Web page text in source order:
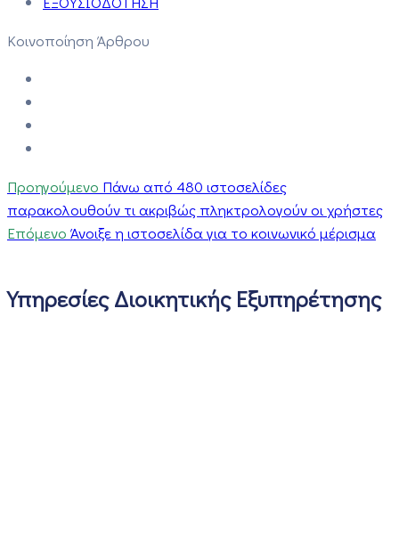
Κοινοποίηση Άρθρου
Προηγούμενο Πάνω από 480 ιστοσελίδες
παρακολουθούν τι ακριβώς πληκτρολογούν οι χρήστες
Επόμενο Άνοιξε η ιστοσελίδα για το κοινωνικό μέρισμα
Υπηρεσίες Διοικητικής Εξυπηρέτησης